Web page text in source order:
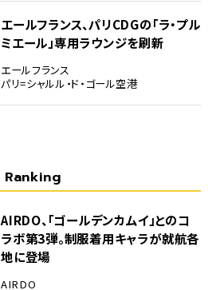
エールフランス、パリCDGの「ラ・プル
ミエール」専用ラウンジを刷新
エールフランス
パリ=シャルル・ド・ゴール空港
Ranking
AIRDO、「ゴールデンカムイ」とのコ
ラボ第3弾。制服着用キャラが就航各
地に登場
AIRDO